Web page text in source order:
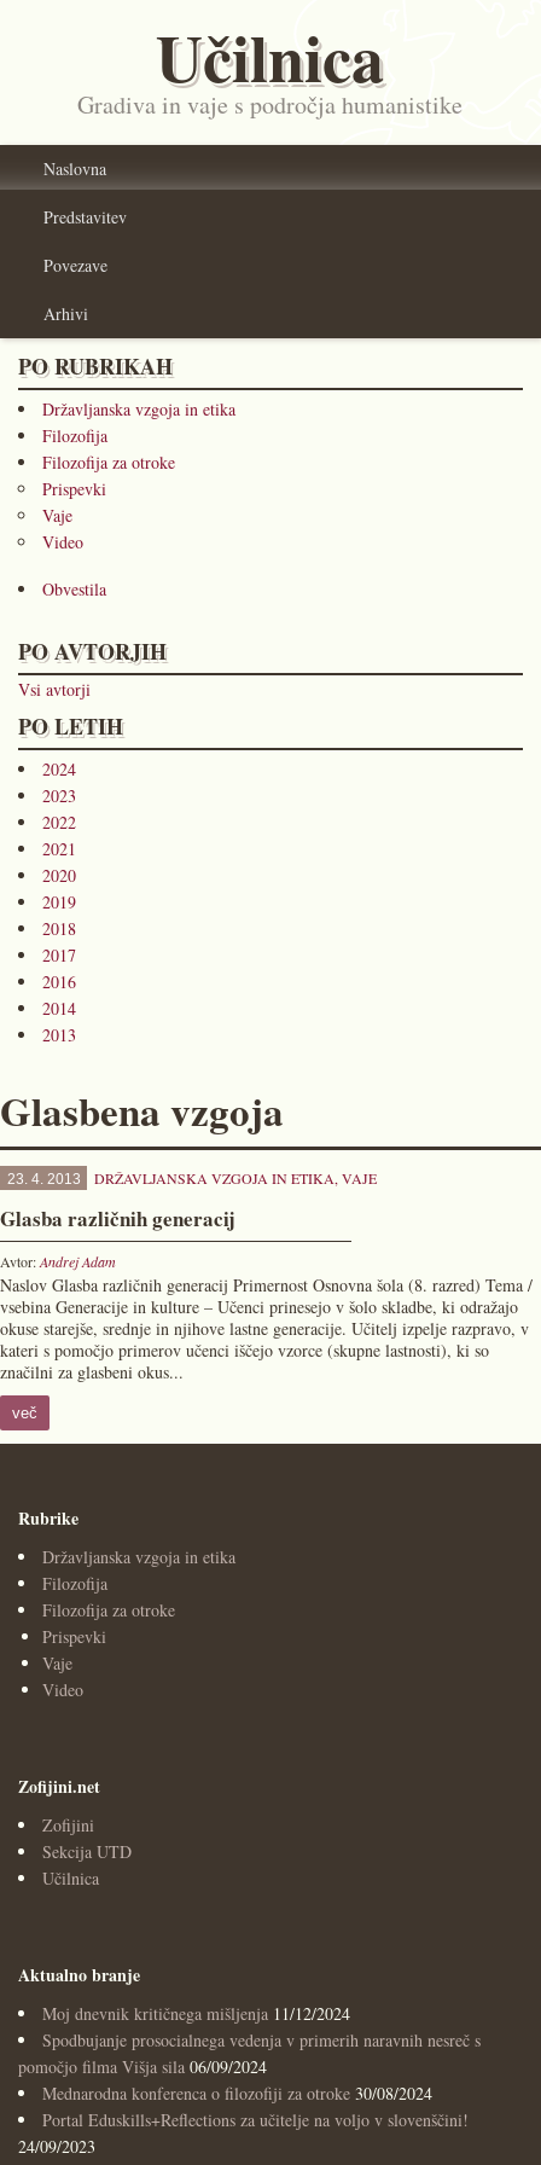
Učilnica
Gradiva in vaje s področja humanistike
Naslovna
Predstavitev
Povezave
Arhivi
PO RUBRIKAH
Državljanska vzgoja in etika
Filozofija
Filozofija za otroke
Prispevki
Vaje
Video
Obvestila
PO AVTORJIH
Vsi avtorji
PO LETIH
2024
2023
2022
2021
2020
2019
2018
2017
2016
2014
2013
Glasbena vzgoja
23. 4. 2013 DRŽAVLJANSKA VZGOJA IN ETIKA, VAJE
Glasba različnih generacij
Avtor:Andrej Adam
Naslov Glasba različnih generacij Primernost Osnovna šola (8. razred) Tema /
vsebina Generacije in kulture – Učenci prinesejo v šolo skladbe, ki odražajo
okuse starejše, srednje in njihove lastne generacije. Učitelj izpelje razpravo, v
kateri s pomočjo primerov učenci iščejo vzorce (skupne lastnosti), ki so
značilni za glasbeni okus...
več
Rubrike
Državljanska vzgoja in etika
Filozofija
Filozofija za otroke
Prispevki
Vaje
Video
Zofijini.net
Zofijini
Sekcija UTD
Učilnica
Aktualno branje
Moj dnevnik kritičnega mišljenja 11/12/2024
Spodbujanje prosocialnega vedenja v primerih naravnih nesreč s
pomočjo filma Višja sila 06/09/2024
Mednarodna konferenca o filozofiji za otroke 30/08/2024
Portal Eduskills+Reflections za učitelje na voljo v slovenščini!
24/09/2023